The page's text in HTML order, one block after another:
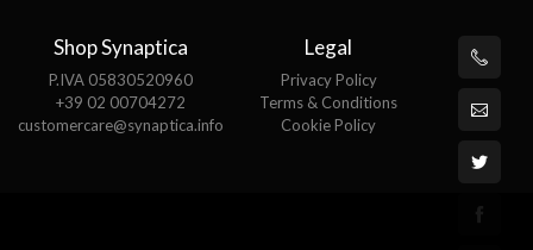
Shop Synaptica
P.IVA 05830520960
+39 02 00704272
customercare@synaptica.info
Legal
Privacy Policy
Terms & Conditions
Cookie Policy